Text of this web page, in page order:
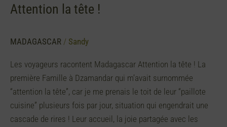
Attention la tête !
MADAGASCAR / Sandy
Les voyageurs racontent Madagascar Attention la tête ! La
première Famille à Dzamandar qui m’avait surnommée
“attention la tête”, car je me prenais le toit de leur “paillote
cuisine” plusieurs fois par jour, situation qui engendrait une
cascade de rires ! Leur accueil, la joie partagée avec les